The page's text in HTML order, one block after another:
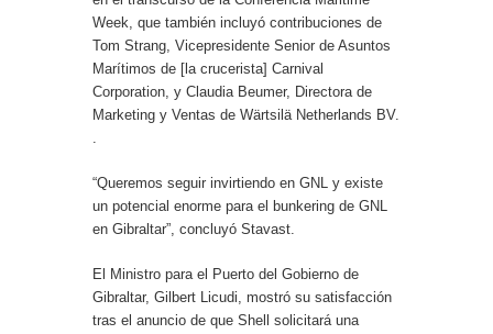
Week, que también incluyó contribuciones de
Tom Strang, Vicepresidente Senior de Asuntos
Marítimos de [la crucerista] Carnival
Corporation, y Claudia Beumer, Directora de
Marketing y Ventas de Wärtsilä Netherlands BV.
.
“Queremos seguir invirtiendo en GNL y existe
un potencial enorme para el bunkering de GNL
en Gibraltar”, concluyó Stavast.
El Ministro para el Puerto del Gobierno de
Gibraltar, Gilbert Licudi, mostró su satisfacción
tras el anuncio de que Shell solicitará una